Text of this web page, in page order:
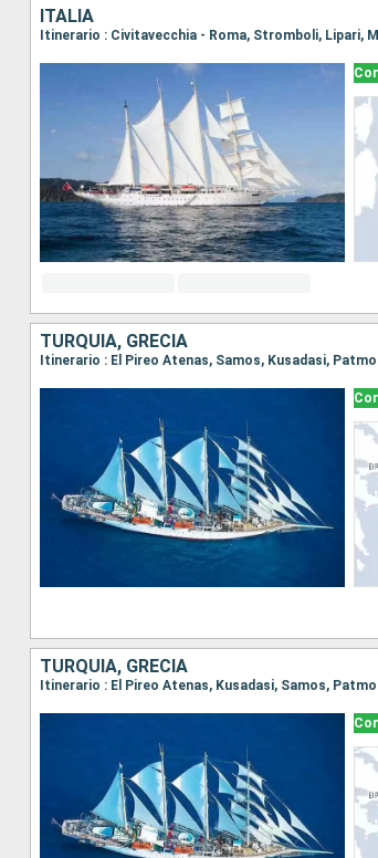
ITALIA
Itinerario : Civitavecchia - Roma, Stromboli, Lipari,
TURQUÍA, GRECIA
Itinerario : El Pireo Atenas, Samos, Kusadasi,
TURQUÍA, GRECIA
Itinerario : El Pireo Atenas, Kusadasi, Samos,